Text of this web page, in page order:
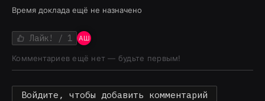
Время доклада ещё не назначено
Лайк! / 1 АШ
Комментариев ещё нет — будьте первым!
Войдите, чтобы добавить комментарий